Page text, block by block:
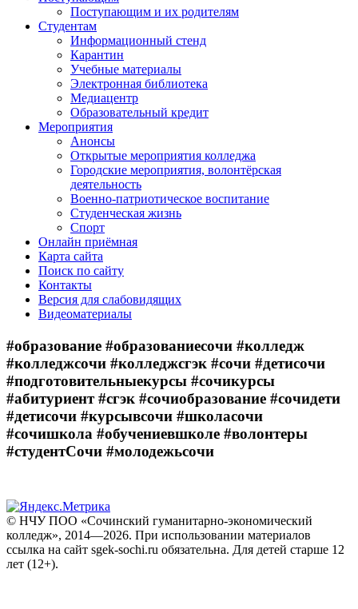
Поступающим и их родителям
Студентам
Информационный стенд
Карантин
Учебные материалы
Электронная библиотека
Медиацентр
Образовательный кредит
Мероприятия
Анонсы
Открытые мероприятия колледжа
Городские мероприятия, волонтёрская
деятельность
Военно-патриотическое воспитание
Студенческая жизнь
Спорт
Онлайн приёмная
Карта сайта
Поиск по сайту
Контакты
Версия для слабовидящих
Видеоматериалы
#образование #образованиесочи #колледж
#колледжсочи #колледжсгэк #сочи #детисочи
#подготовительныекурсы #сочикурсы
#абитуриент #сгэк #сочиобразование #сочидети
#детисочи #курсывсочи #школасочи
#сочишкола #обучениевшколе #волонтеры
#студентСочи #молодежьсочи
© НЧУ ПОО «Сочинский гуманитарно-экономический
колледж», 2014—2026. При использовании материалов
ссылка на сайт sgek-sochi.ru обязательна. Для детей старше 12
лет (12+).